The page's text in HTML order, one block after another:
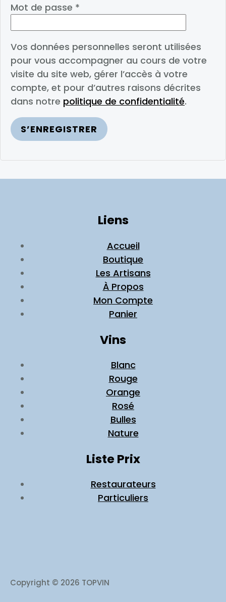
Mot de passe *
Vos données personnelles seront utilisées
pour vous accompagner au cours de votre
visite du site web, gérer l’accès à votre
compte, et pour d’autres raisons décrites
dans notre politique de confidentialité.
S’ENREGISTRER
Liens
Accueil
Boutique
Les Artisans
À Propos
Mon Compte
Panier
Vins
Blanc
Rouge
Orange
Rosé
Bulles
Nature
Liste Prix
Restaurateurs
Particuliers
Copyright © 2026 TOPVIN